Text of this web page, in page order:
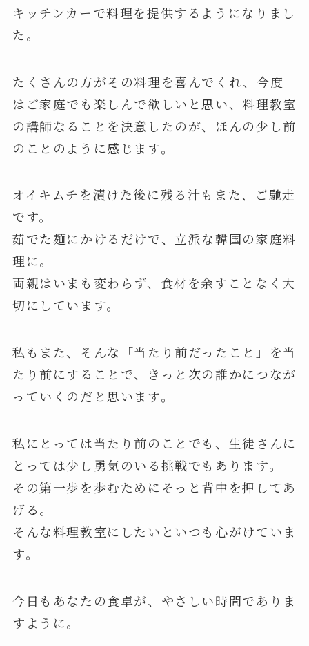
キッチンカーで料理を提供するようになりまし
た。
たくさんの方がその料理を喜んでくれ、今度
はご家庭でも楽しんで欲しいと思い、料理教室
の講師なることを決意したのが、ほんの少し前
のことのように感じます。
オイキムチを漬けた後に残る汁もまた、ご馳走
です。
茹でた麺にかけるだけで、立派な韓国の家庭料
理に。
両親はいまも変わらず、食材を余すことなく大
切にしています。
私もまた、そんな「当たり前だったこと」を当
たり前にすることで、きっと次の誰かにつなが
っていくのだと思います。
私にとっては当たり前のことでも、生徒さんに
とっては少し勇気のいる挑戦でもあります。
その第一歩を歩むためにそっと背中を押してあ
げる。
そんな料理教室にしたいといつも心がけていま
す。
今日もあなたの食卓が、やさしい時間でありま
すように。